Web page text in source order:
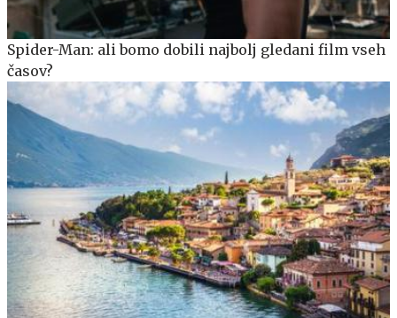
Spider-Man: ali bomo dobili najbolj gledani film vseh
časov?